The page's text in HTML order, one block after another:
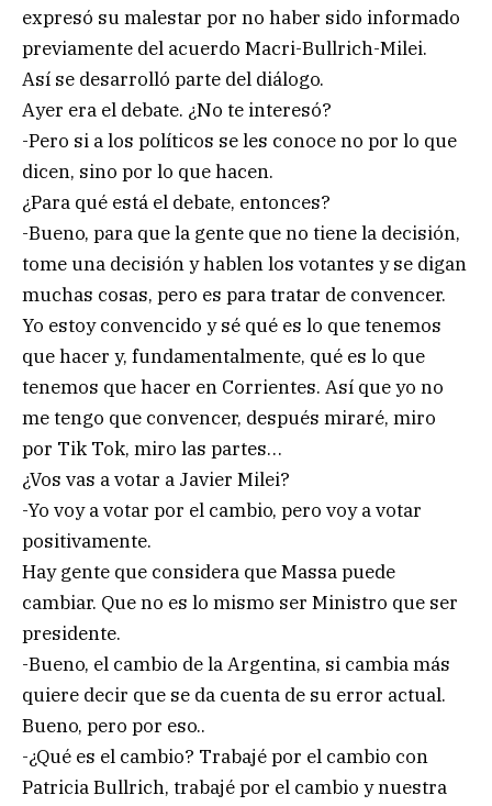
expresó su malestar por no haber sido informado
previamente del acuerdo Macri-Bullrich-Milei.
Así se desarrolló parte del diálogo.
Ayer era el debate. ¿No te interesó?
-Pero si a los políticos se les conoce no por lo que
dicen, sino por lo que hacen.
¿Para qué está el debate, entonces?
-Bueno, para que la gente que no tiene la decisión,
tome una decisión y hablen los votantes y se digan
muchas cosas, pero es para tratar de convencer.
Yo estoy convencido y sé qué es lo que tenemos
que hacer y, fundamentalmente, qué es lo que
tenemos que hacer en Corrientes. Así que yo no
me tengo que convencer, después miraré, miro
por Tik Tok, miro las partes…
¿Vos vas a votar a Javier Milei?
-Yo voy a votar por el cambio, pero voy a votar
positivamente.
Hay gente que considera que Massa puede
cambiar. Que no es lo mismo ser Ministro que ser
presidente.
-Bueno, el cambio de la Argentina, si cambia más
quiere decir que se da cuenta de su error actual.
Bueno, pero por eso..
-¿Qué es el cambio? Trabajé por el cambio con
Patricia Bullrich, trabajé por el cambio y nuestra